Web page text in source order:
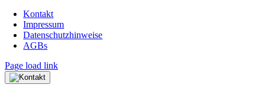
Kontakt
Impressum
Datenschutzhinweise
AGBs
Page load link